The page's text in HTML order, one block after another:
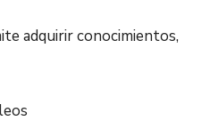
adquirir conocimientos,